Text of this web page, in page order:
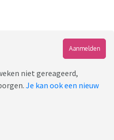
Aanmelden
niet gereageerd,
Je kan ook een nieuw